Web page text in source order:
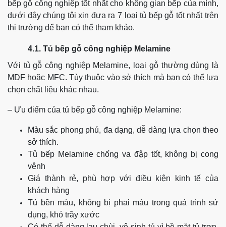
bếp gỗ công nghiệp tốt nhất cho không gian bếp của mình,
dưới đây chúng tôi xin đưa ra 7 loại tủ bếp gỗ tốt nhất trên
thị trường để bạn có thể tham khảo.
4.1. Tủ bếp gỗ công nghiệp Melamine
Với tủ gỗ công nghiệp Melamine, loại gỗ thường dùng là
MDF hoặc MFC. Tùy thuộc vào sở thích mà bạn có thể lựa
chọn chất liệu khác nhau.
– Ưu điểm của tủ bếp gỗ công nghiệp Melamine:
Màu sắc phong phú, đa dạng, dễ dàng lựa chọn theo
sở thích.
Tủ bếp Melamine chống va đập tốt, không bị cong
vênh
Giá thành rẻ, phù hợp với điều kiện kinh tế của
khách hàng
Tủ bền màu, không bị phai màu trong quá trình sử
dụng, khó trầy xước